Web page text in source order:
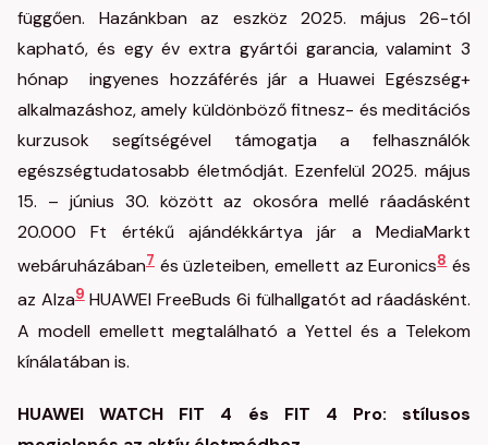
függően. Hazánkban az eszköz 2025. május 26-tól
kapható, és egy év extra gyártói garancia, valamint 3
hónap ingyenes hozzáférés jár a Huawei Egészség+
alkalmazáshoz, amely küldönböző fitnesz- és meditációs
kurzusok segítségével támogatja a felhasználók
egészségtudatosabb életmódját. Ezenfelül 2025. május
15. – június 30. között az okosóra mellé ráadásként
20.000 Ft értékű ajándékkártya jár a MediaMarkt
webáruházában7 és üzleteiben, emellett az Euronics8és
az Alza9HUAWEI FreeBuds 6i fülhallgatót ad ráadásként.
A modell emellett megtalálható a Yettel és a Telekom
kínálatában is.
HUAWEI WATCH FIT 4 és FIT 4 Pro: stílusos